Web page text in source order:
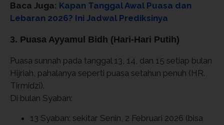
Baca Juga: Kapan Tanggal Awal Puasa dan
Lebaran 2026? Ini Jadwal Prediksinya
3. Puasa Ayyamul Bidh (Hari-Hari Putih)
Puasa sunnah pada tanggal 13, 14, dan 15 setiap bulan
Hijriah, pahalanya seperti puasa setahun penuh (HR.
Tirmidzi).
Di bulan Syaban:
13 Syaban: sekitar Senin, 2 Februari 2026 (bisa